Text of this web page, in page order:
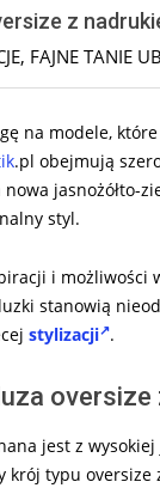
z
, FAJNE TANIE
na modele,
.pl obejmują
styl.
i możliwości
stanowią
stylizacji .
jest z
krój typu